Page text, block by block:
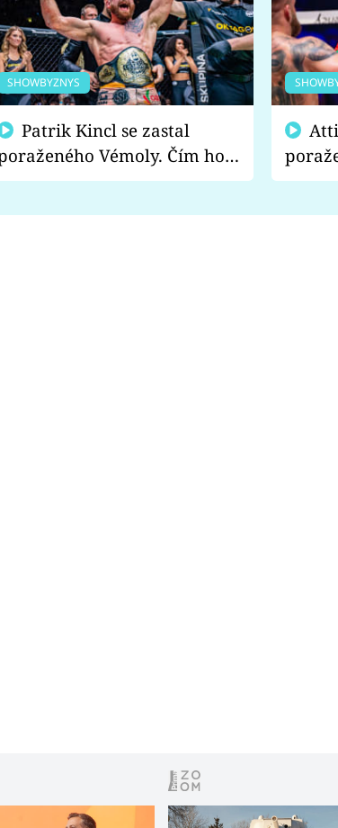
SHOWBYZNYS
Vémoly. Čím ho
naštvali?
chce